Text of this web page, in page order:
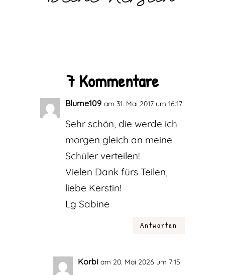
7 Kommentare
Blume109 am 31. Mai 2017 um 16:17
Sehr schön, die werde ich
morgen gleich an meine
Schüler verteilen!
Vielen Dank fürs Teilen,
liebe Kerstin!
Lg Sabine
Antworten
Korbi am 20. Mai 2026 um 7:15